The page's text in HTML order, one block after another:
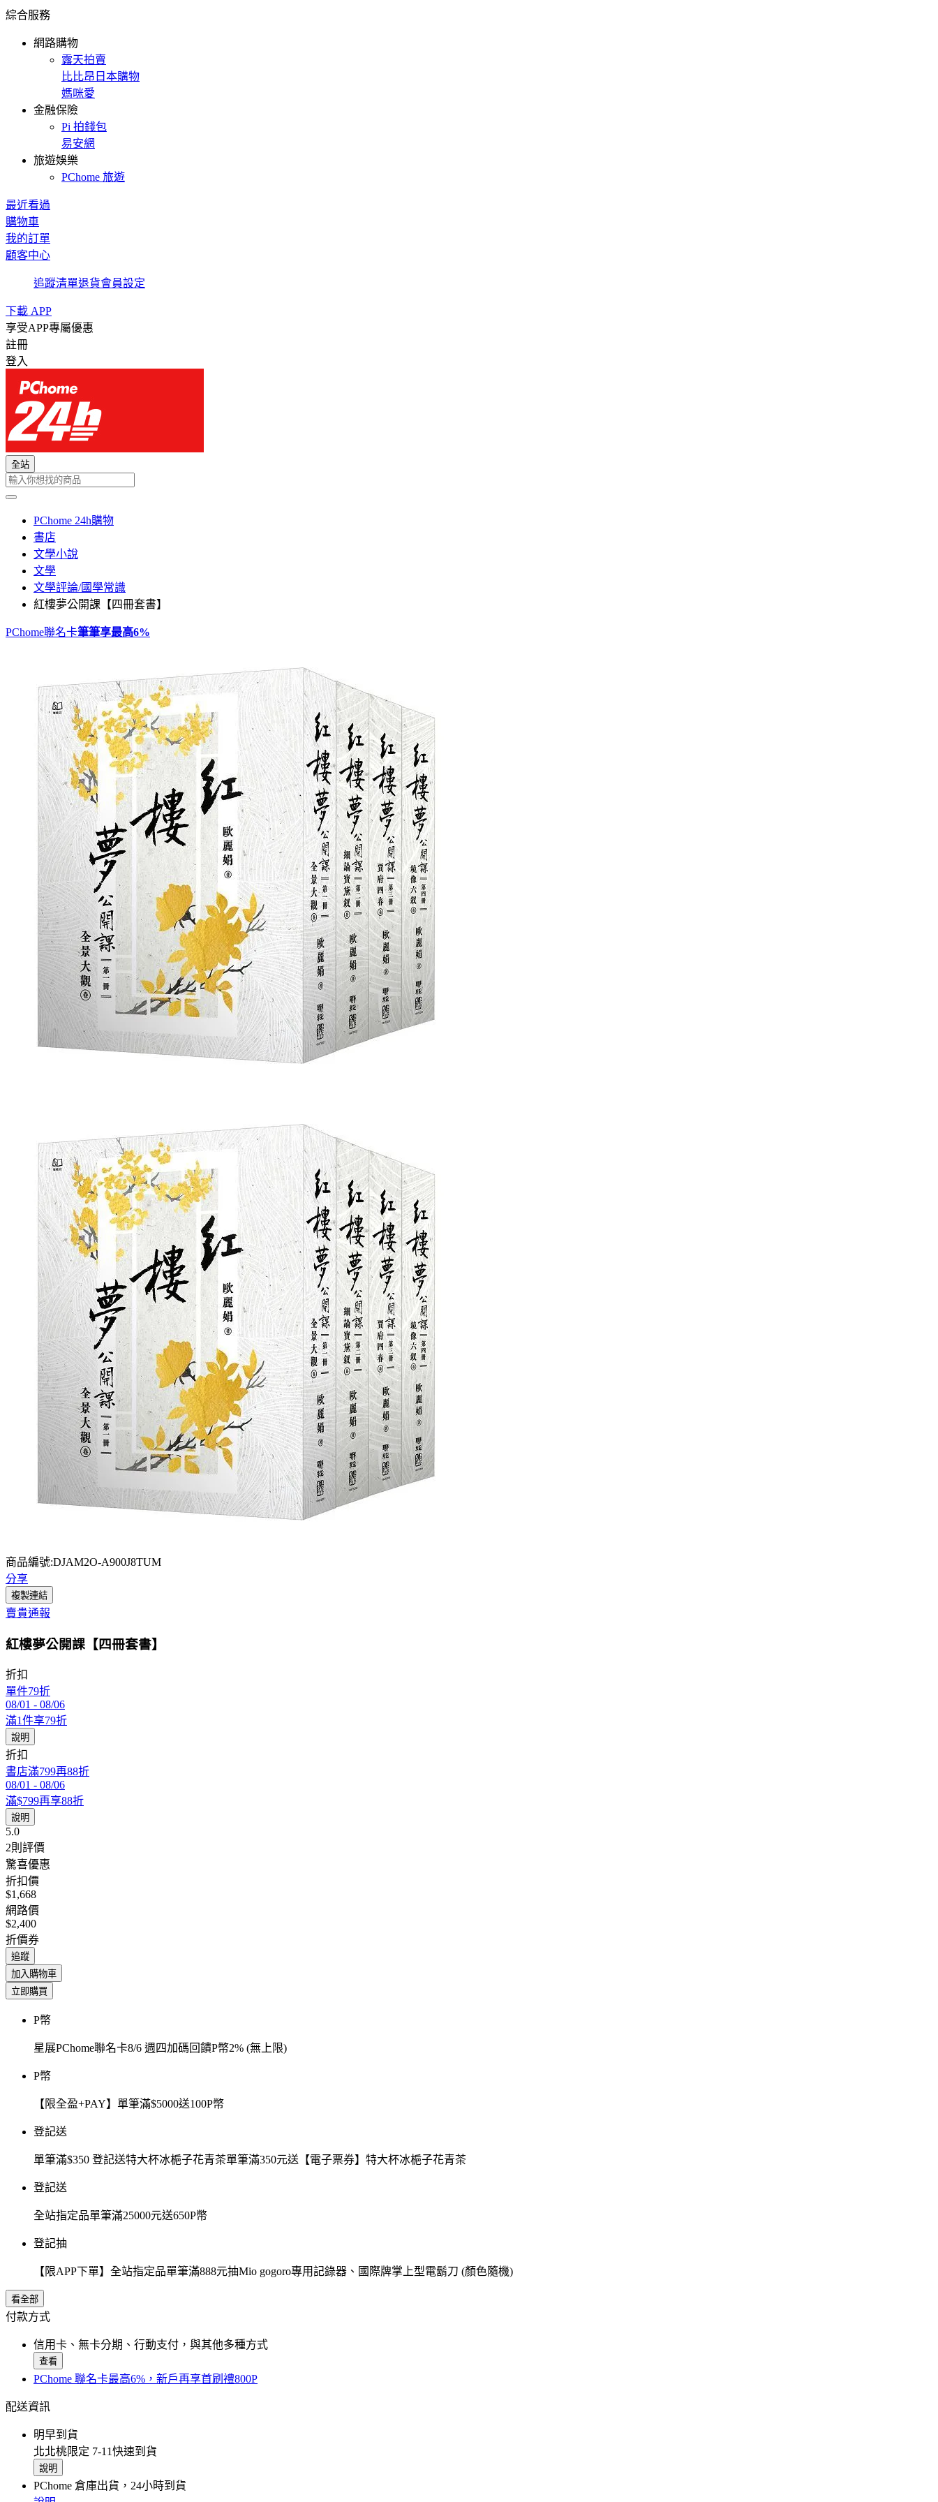
綜合服務
網路購物
露天拍賣
比比昂日本購物
媽咪愛
金融保險
Pi 拍錢包
易安網
旅遊娛樂
PChome 旅遊
最近看過
購物車
我的訂單
顧客中心
追蹤清單退貨會員設定
下載 APP
享受APP專屬優惠
註冊
登入
全站
PChome 24h購物
書店
文學小說
文學
文學評論/國學常識
紅樓夢公開課【四冊套書】
PChome聯名卡筆筆享最高6%
商品編號:DJAM2O-A900J8TUM
分享
複製連結
賣貴通報
紅樓夢公開課【四冊套書】
折扣
單件79折
08/01 - 08/06
滿1件享79折
說明
折扣
書店滿799再88折
08/01 - 08/06
滿$799再享88折
說明
5.0
2則評價
驚喜優惠
折扣價
$1,668
網路價
$2,400
折價券
追蹤
加入購物車
立即購買
P幣
星展PChome聯名卡8/6 週四加碼回饋P幣2% (無上限)
P幣
【限全盈+PAY】單筆滿$5000送100P幣
登記送
單筆滿$350 登記送特大杯冰梔子花青茶單筆滿350元送【電子票券】特大杯冰梔子花青茶
登記送
全站指定品單筆滿25000元送650P幣
登記抽
【限APP下單】全站指定品單筆滿888元抽Mio gogoro專用記錄器、國際牌掌上型電鬍刀 (顏色隨機)
看全部
付款方式
信用卡、無卡分期、行動支付，與其他多種方式
查看
PChome 聯名卡最高6%，新戶再享首刷禮800P
配送資訊
明早到貨
北北桃限定 7-11快速到貨
說明
PChome 倉庫出貨，24小時到貨